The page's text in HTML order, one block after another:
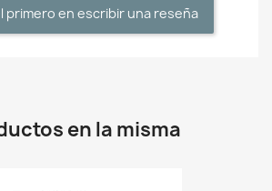
primero en escribir una reseña
en la misma